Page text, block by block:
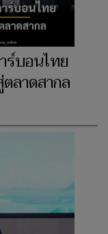
ร์บอนไทย
ลาดสากล